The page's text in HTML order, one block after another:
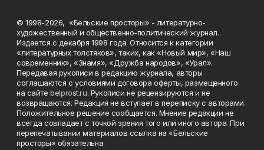
© 1998-2026, «Бельские просторы» - литературно-
художественный и общественно-политический журнал.
Издается с декабря 1998 года. Относится к категории
«литературных толстяков», таких, как «Новый мир», «Наш
современник», «Знамя», «Дружба народов», «Урал».
Передавая рукописи в редакцию журнала, авторы
соглашаются с условиями договора оферты, размещенного
на сайтеbelprost.ru. Рукописи не рецензируются и не
возвращаются. Редакция не вступает в переписку с авторами.
Положительное решение сообщается. Мнение редакции не
всегда совпадает с точкой зрения того или иного автора. При
перепечатывании материалов ссылка на «Бельские
просторы» обязательна.